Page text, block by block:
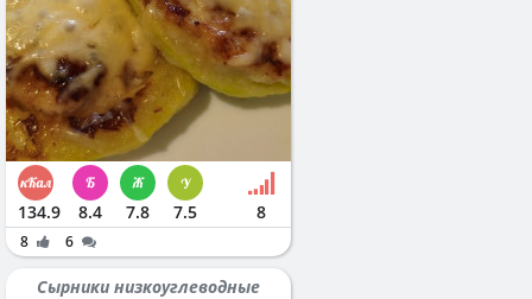
134.9 8.4 7.8 7.5 8
8 6
Сырники низкоуглеводные